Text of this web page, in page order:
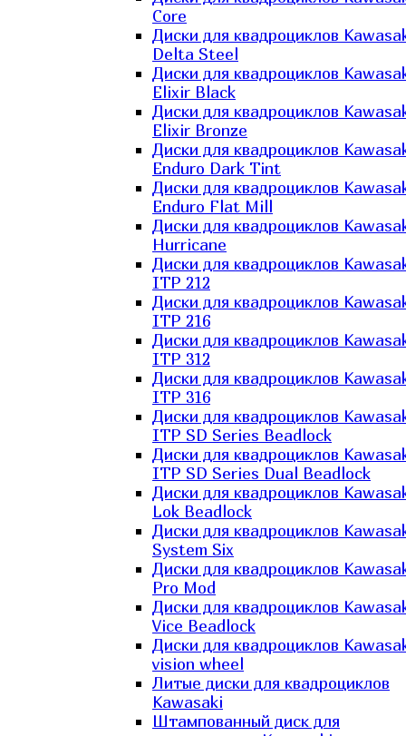
Core
Диски для квадроциклов
Delta Steel
Диски для квадроциклов
Elixir Black
Диски для квадроциклов
Elixir Bronze
Диски для квадроциклов
Enduro Dark Tint
Диски для квадроциклов
Enduro Flat Mill
Диски для квадроциклов
Hurricane
Диски для квадроциклов
ITP 212
Диски для квадроциклов
ITP 216
Диски для квадроциклов
ITP 312
Диски для квадроциклов
ITP 316
Диски для квадроциклов
ITP SD Series Beadlock
Диски для квадроциклов
ITP SD Series Dual Beadlock
Диски для квадроциклов
Lok Beadlock
Диски для квадроциклов
System Six
Диски для квадроциклов
Pro Mod
Диски для квадроциклов
Vice Beadlock
Диски для квадроциклов
vision wheel
Литые диски для квадроциклов
Kawasaki​
Штампованный диск для